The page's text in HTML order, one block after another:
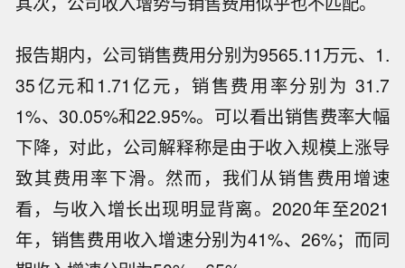
报告期内，公司销售费用分别为9565.11万元、1.
35亿元和1.71亿元，销售费用率分别为 31.7
1%、30.05%和22.95%。可以看出销售费率大幅
下降，对此，公司解释称是由于收入规模上涨导
致其费用率下滑。然而，我们从销售费用增速
看，与收入增长出现明显背离。2020年至2021
年，销售费用收入增速分别为41%、26%；而同